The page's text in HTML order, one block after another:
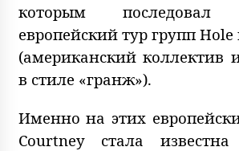
которым последовал
европейский тур групп Hole
(американский коллектив
в стиле «гранж»).
Именно на этих
Courtney стала